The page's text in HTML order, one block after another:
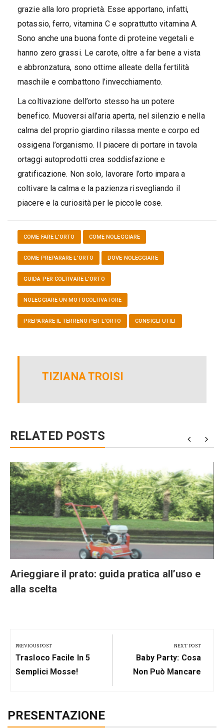
grazie alla loro proprietà. Esse apportano, infatti,
potassio, ferro, vitamina C e soprattutto vitamina A.
Sono anche una buona fonte di proteine vegetali e
hanno zero grassi. Le carote, oltre a far bene a vista
e abbronzatura, sono ottime alleate della fertilità
maschile e combattono l’invecchiamento.
La coltivazione dell’orto stesso ha un potere
benefico. Muoversi all’aria aperta, nel silenzio e nella
calma del proprio giardino rilassa mente e corpo ed
ossigena l’organismo. Il piacere di portare in tavola
ortaggi autoprodotti crea soddisfazione e
gratificazione. Non solo, lavorare l’orto impara a
coltivare la calma e la pazienza risvegliando il
piacere e la curiosità per le piccole cose.
COME FARE L'ORTO COME NOLEGGIARE
COME PREPARARE L'ORTO DOVE NOLEGGIARE
GUIDA PER COLTIVARE L'ORTO
NOLEGGIARE UN MOTOCOLTIVATORE
PREPARARE IL TERRENO PER L'ORTO CONSIGLI UTILI
TIZIANA TROISI
RELATED POSTS
Arieggiare il prato: guida pratica all’uso e
alla scelta
articoli
PREVIOUS POST
Previous
Post:
Trasloco Facile In 5
Semplici Mosse!
NEXT POST
Next
Post:
Baby Party: Cosa
Non Può Mancare
PRESENTAZIONE